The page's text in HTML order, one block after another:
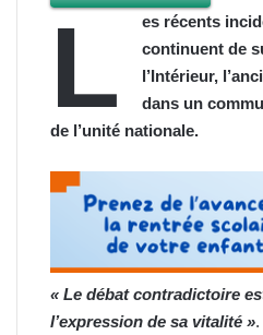
L
es récents
continuent de
l’Intérieur,
dans un
de l’unité nationale.
« Le débat contradictoire
l’expression de sa vitalité »